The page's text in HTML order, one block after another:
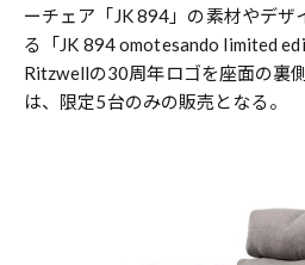
ーチェア「JK 894」の素材やデザ
る「JK 894 omotesando limited
Ritzwellの30周年ロゴを座面の裏
は、限定5台のみの販売となる。